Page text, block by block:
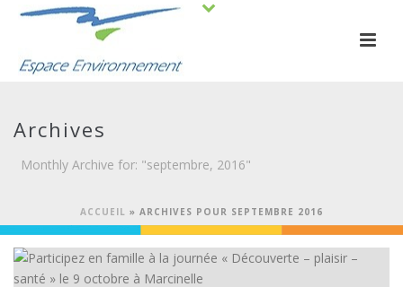
Archives
Monthly Archive for: "septembre, 2016"
ACCUEIL » ARCHIVES POUR SEPTEMBRE 2016